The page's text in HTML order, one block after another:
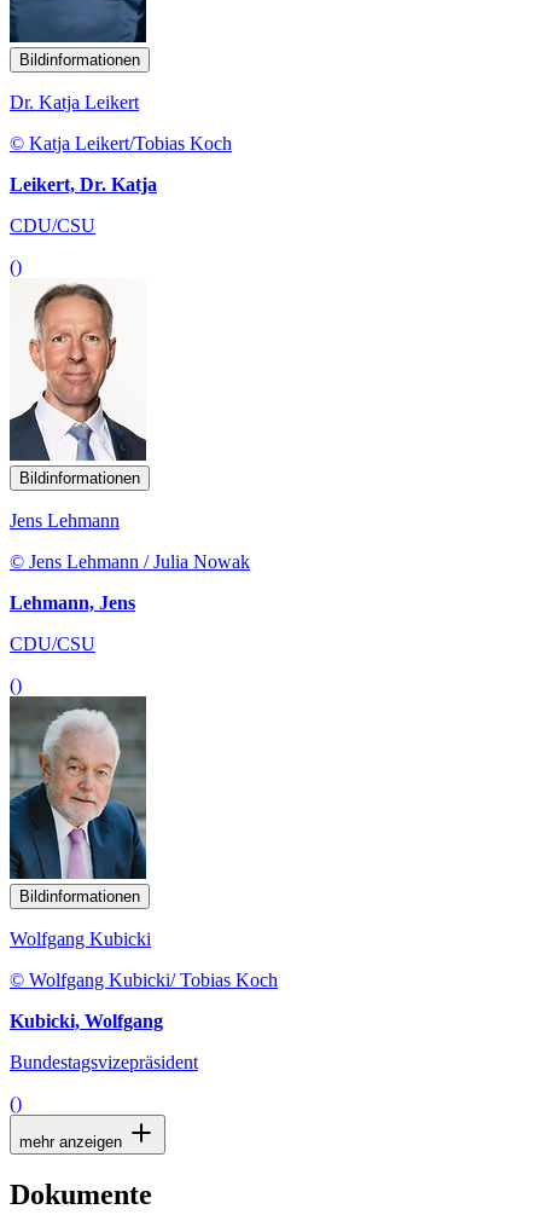
Bildinformationen
Dr. Katja Leikert
© Katja Leikert/Tobias Koch
Leikert, Dr. Katja
CDU/CSU
()
Bildinformationen
Jens Lehmann
© Jens Lehmann / Julia Nowak
Lehmann, Jens
CDU/CSU
()
Bildinformationen
Wolfgang Kubicki
© Wolfgang Kubicki/ Tobias Koch
Kubicki, Wolfgang
Bundestagsvizepräsident
()
mehr anzeigen
Dokumente